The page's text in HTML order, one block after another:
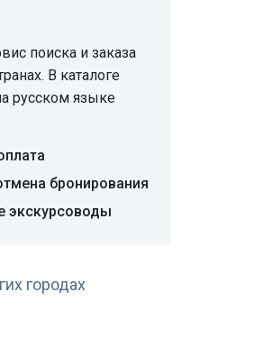
поиска и заказа
В каталоге
русском языке
бронирования
экскурсоводы
городах